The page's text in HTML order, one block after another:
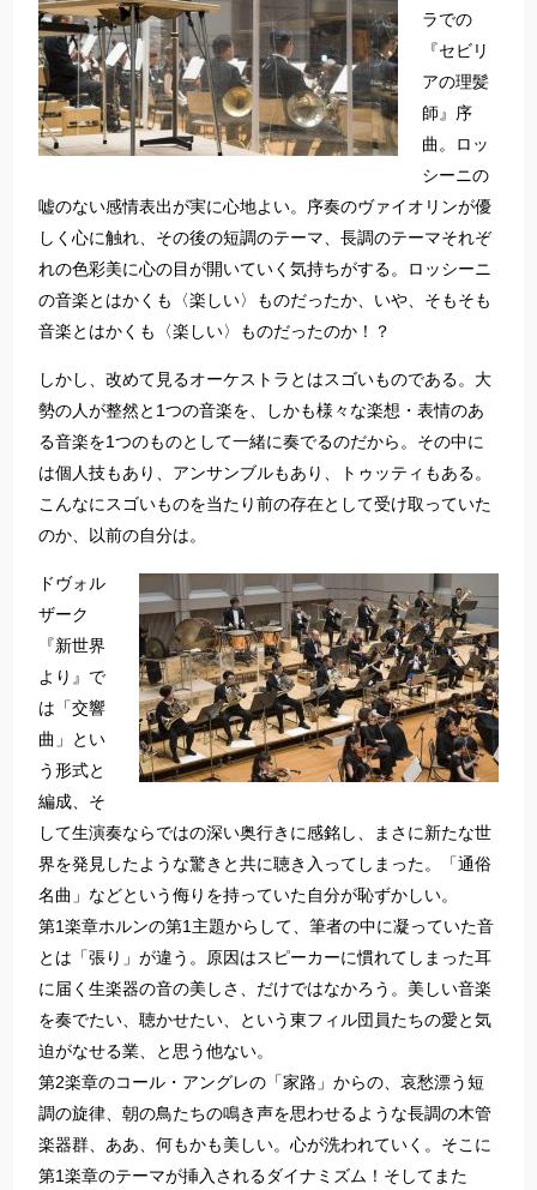
ラでの
『セビリ
アの理髪
師』序
曲。ロッ
シーニの
嘘のない感情表出が実に心地よい。序奏のヴァイオリンが優
しく心に触れ、その後の短調のテーマ、長調のテーマそれぞ
れの色彩美に心の目が開いていく気持ちがする。ロッシーニ
の音楽とはかくも〈楽しい〉ものだったか、いや、そもそも
音楽とはかくも〈楽しい〉ものだったのか！？
しかし、改めて見るオーケストラとはスゴいものである。大
勢の人が整然と1つの音楽を、しかも様々な楽想・表情のあ
る音楽を1つのものとして一緒に奏でるのだから。その中に
は個人技もあり、アンサンブルもあり、トゥッティもある。
こんなにスゴいものを当たり前の存在として受け取っていた
のか、以前の自分は。
ドヴォル
ザーク
『新世界
より』で
は「交響
曲」とい
う形式と
編成、そ
して生演奏ならではの深い奥行きに感銘し、まさに新たな世
界を発見したような驚きと共に聴き入ってしまった。「通俗
名曲」などという侮りを持っていた自分が恥ずかしい。
第1楽章ホルンの第1主題からして、筆者の中に凝っていた音
とは「張り」が違う。原因はスピーカーに慣れてしまった耳
に届く生楽器の音の美しさ、だけではなかろう。美しい音楽
を奏でたい、聴かせたい、という東フィル団員たちの愛と気
迫がなせる業、と思う他ない。
第2楽章のコール・アングレの「家路」からの、哀愁漂う短
調の旋律、朝の鳥たちの鳴き声を思わせるような長調の木管
楽器群、ああ、何もかも美しい。心が洗われていく。そこに
第1楽章のテーマが挿入されるダイナミズム！そしてまた